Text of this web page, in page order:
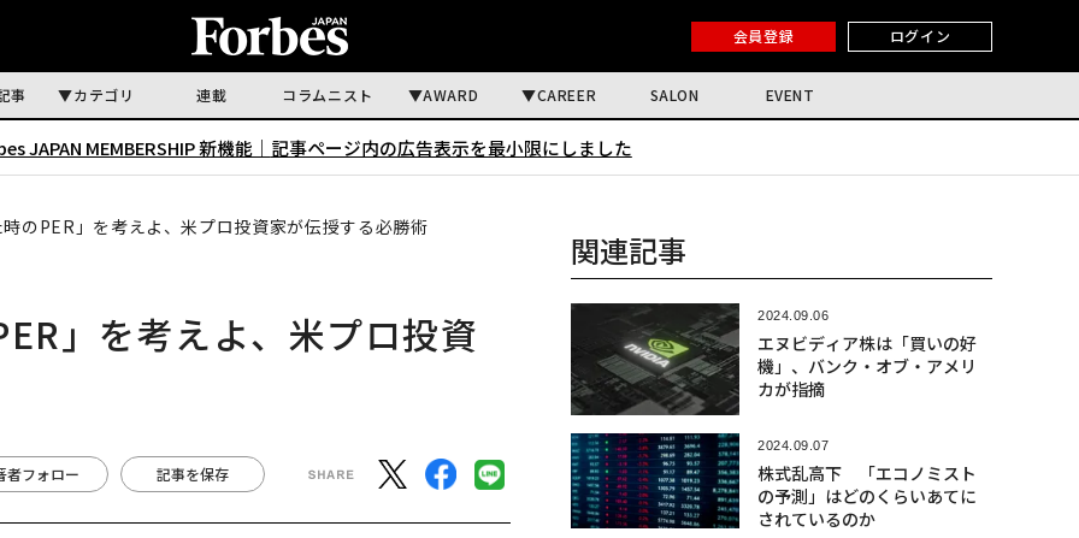
会員登録 ログイン
事 カテゴリ 連載 コラムニスト AWARD CAREER SALON EVENT
JAPAN MEMBERSHIP 新機能｜ 記事ページ内の広告表示を最小限にしました
のPER」を考えよ、米プロ投資家が伝授する必勝術
」を考えよ、米プロ投資
者フォロー 記事を保存
関連記事
2024.09.06
エヌビディア株は「買いの好
機」、バンク・オブ・アメリ
カが指摘
2024.09.07
株式乱高下 「エコノミスト
の予測」はどのくらいあてに
されているのか